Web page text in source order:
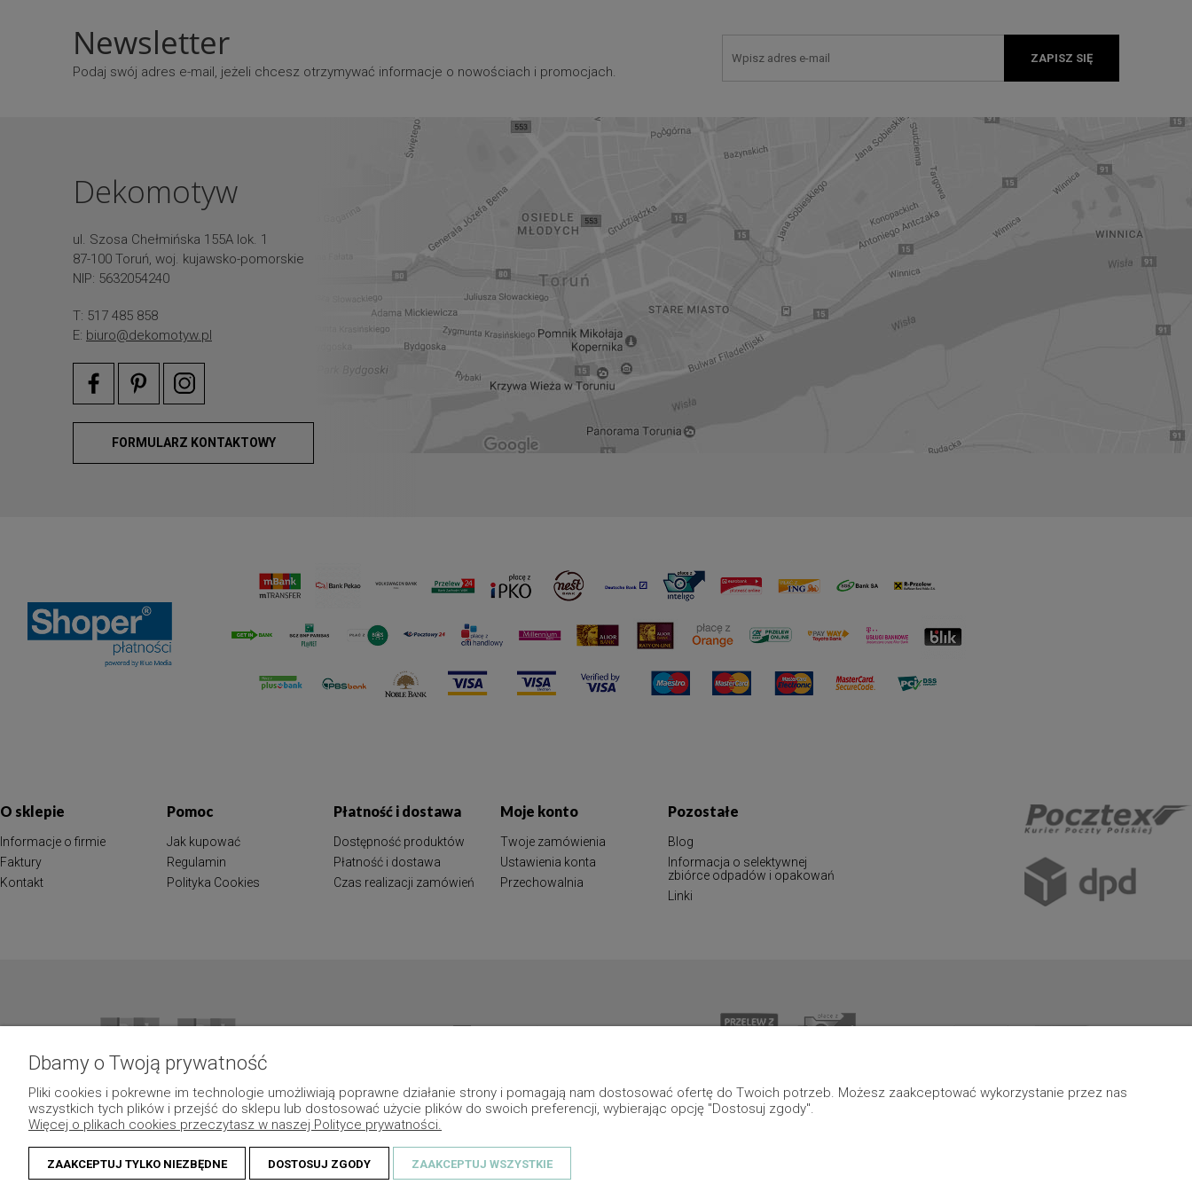
Newsletter
Podaj swój adres e-mail, jeżeli chcesz otrzymywać informacje o nowościach i promocjach.
ZAPISZ SIĘ
Dekomotyw
ul. Szosa Chełmińska 155A lok. 1
87-100 Toruń, woj. kujawsko-pomorskie
NIP: 5632054240
T: 517 485 858
E: biuro@dekomotyw.pl
FORMULARZ KONTAKTOWY
O sklepie
Informacje o firmie
Faktury
Kontakt
Pomoc
Jak kupować
Regulamin
Polityka Cookies
Płatność i dostawa
Dostępność produktów
Płatność i dostawa
Czas realizacji zamówień
Moje konto
Twoje zamówienia
Ustawienia konta
Przechowalnia
Pozostałe
Blog
Informacja o selektywnej
zbiórce odpadów i opakowań
Linki
Dbamy o Twoją prywatność
Pliki cookies i pokrewne im technologie umożliwiają poprawne działanie strony i pomagają nam dostosować ofertę do Twoich potrzeb. Możesz zaakceptować wykorzystanie przez nas
wszystkich tych plików i przejść do sklepu lub dostosować użycie plików do swoich preferencji, wybierając opcję "Dostosuj zgody".
Więcej o plikach cookies przeczytasz w naszej Polityce prywatności.
ZAAKCEPTUJ TYLKO NIEZBĘDNE DOSTOSUJ ZGODY ZAAKCEPTUJ WSZYSTKIE